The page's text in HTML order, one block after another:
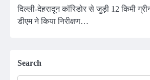
दिल्ली-देहरादून कॉरिडोर से जुड़ी 12 किमी
डीएम ने किया निरीक्षण…
Search